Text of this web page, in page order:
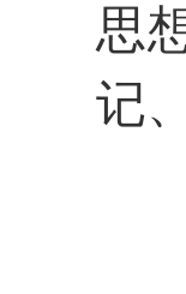
思
记